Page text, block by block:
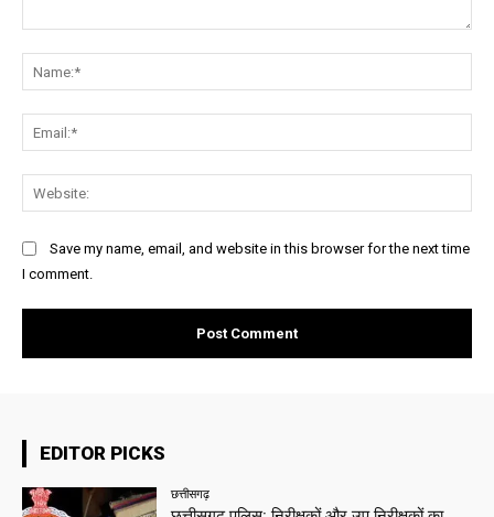
Save my name, email, and website in this browser for the next time
I comment.
EDITOR PICKS
छत्तीसगढ़